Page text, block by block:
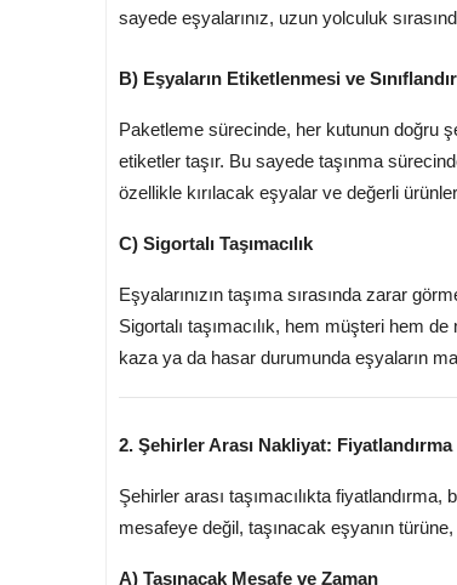
sayede eşyalarınız, uzun yolculuk
B) Eşyaların Etiketlenmesi ve
Paketleme sürecinde, her kutunun doğru
etiketler taşır. Bu sayede taşınma
özellikle kırılacak eşyalar ve değerli
C) Sigortalı Taşımacılık
Eşyalarınızın taşıma sırasında zarar
Sigortalı taşımacılık, hem müşteri hem
kaza ya da hasar durumunda eşyaların
2. Şehirler Arası Nakliyat:
Şehirler arası taşımacılıkta
mesafeye değil, taşınacak eşyanın
A) Taşınacak Mesafe ve Zaman